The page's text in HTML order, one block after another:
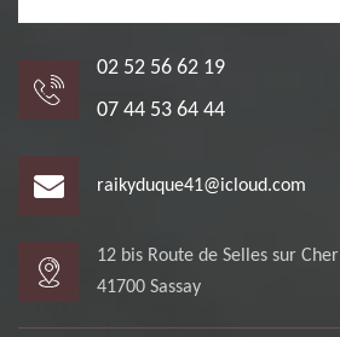
02 52 56 62 19
07 44 53 64 44
raikyduque41@icloud.com
12 bis Route de Selles sur Cher
41700 Sassay